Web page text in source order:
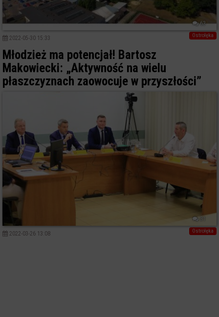
63
Ostrołęka
2022-05-30 15:33
Młodzież ma potencjał! Bartosz
Makowiecki: „Aktywność na wielu
płaszczyznach zaowocuje w przyszłości”
31
Ostrołęka
2022-03-26 13:08